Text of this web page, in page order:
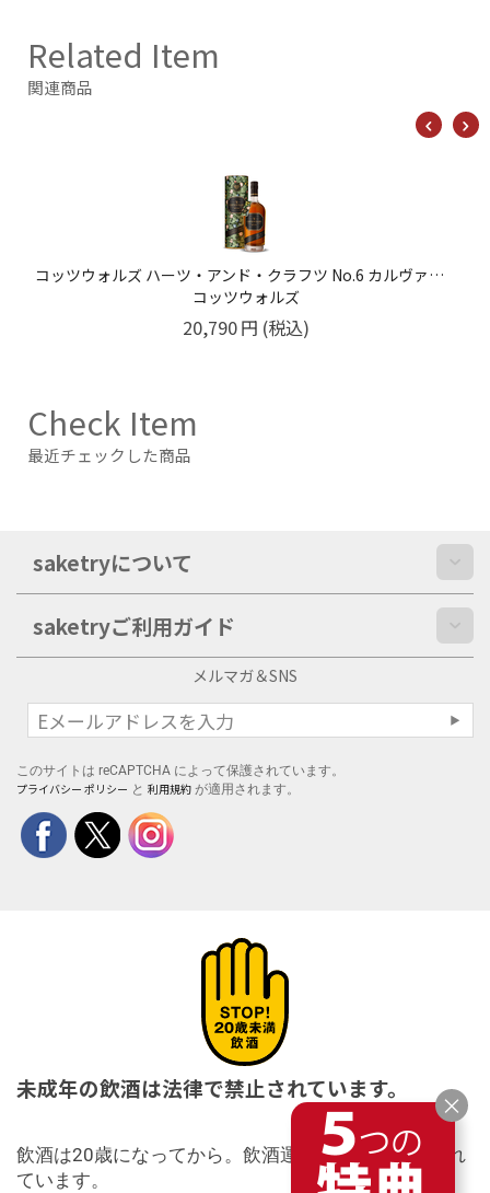
Related Item
関連商品
【数量限定・デッドストック分】イーガンズ スペシャルセレクト シングルモルト 12年 マデイラカスクフィニッシュ ウイスキペディア限定 46% 700ml
イーガンズ
19,800円 (税込)
Check Item
最近チェックした商品
saketryについて
saketryご利用ガイド
メルマガ＆SNS
このサイトは reCAPTCHA によって保護されています。
プライバシー ポリシー と 利用規約 が適用されます。
未成年の飲酒は法律で禁止されています。
飲酒は20歳になってから。飲酒運転は法律で禁止され
ています。
×